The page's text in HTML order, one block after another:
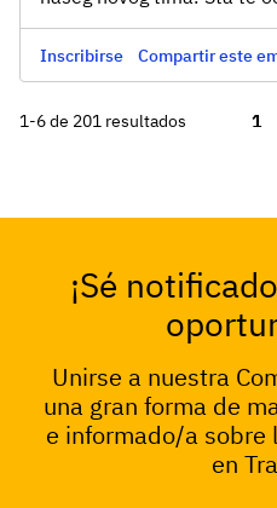
Inscribirse Compartir este
1-6 de 201 resultados 1
¡Sé
Unirse a nuestra
una gran forma de
e informado/a sobre
en